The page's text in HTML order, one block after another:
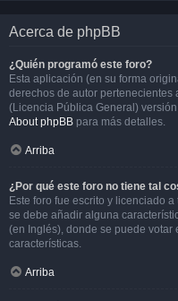
Acerca de phpBB
¿Quién programó este foro?
Esta aplicación (en su forma
derechos de autor pertenecientes
(Licencia Pública General)
About phpBB para más detalles.
Arriba
¿Por qué este foro no tiene tal
Este foro fue escrito y licenciado
se debe añadir alguna
(en Inglés), donde se puede
características.
Arriba